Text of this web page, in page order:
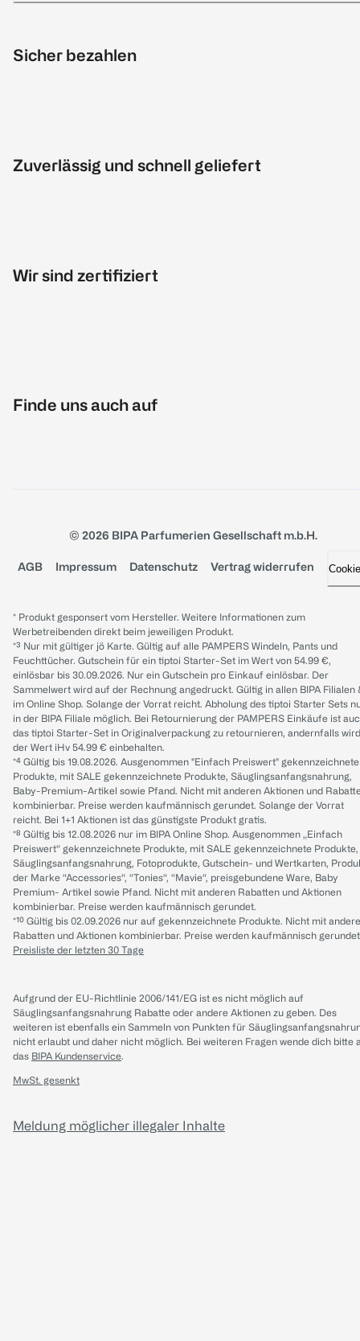
Sicher bezahlen
Zuverlässig und schnell geliefert
Wir sind zertifiziert
Finde uns auch auf
© 2026 BIPA Parfumerien Gesellschaft m.b.H.
AGB Impressum Datenschutz Vertrag widerrufen
* Produkt gesponsert vom Hersteller. Weitere Informationen zum
Werbetreibenden direkt beim jeweiligen Produkt.
*³ Nur mit gültiger jö Karte. Gültig auf alle PAMPERS Windeln, Pants und
Feuchttücher. Gutschein für ein tiptoi Starter-Set im Wert von 54.99 €,
einlösbar bis 30.09.2026. Nur ein Gutschein pro Einkauf einlösbar. Der
Sammelwert wird auf der Rechnung angedruckt. Gültig in allen BIPA Filialen
im Online Shop. Solange der Vorrat reicht. Abholung des tiptoi Starter Sets
in der BIPA Filiale möglich. Bei Retournierung der PAMPERS Einkäufe ist
das tiptoi Starter-Set in Originalverpackung zu retournieren, andernfalls wird
der Wert iHv 54.99 € einbehalten.
*⁴ Gültig bis 19.08.2026. Ausgenommen "Einfach Preiswert" gekennzeichnete
Produkte, mit SALE gekennzeichnete Produkte, Säuglingsanfangsnahrung,
Baby-Premium-Artikel sowie Pfand. Nicht mit anderen Aktionen und
kombinierbar. Preise werden kaufmännisch gerundet. Solange der Vorrat
reicht. Bei 1+1 Aktionen ist das günstigste Produkt gratis.
*⁸ Gültig bis 12.08.2026 nur im BIPA Online Shop. Ausgenommen „Einfach
Preiswert“ gekennzeichnete Produkte, mit SALE gekennzeichnete Produkte,
Säuglingsanfangsnahrung, Fotoprodukte, Gutschein- und Wertkarten,
der Marke “Accessories“, “Tonies“, “Mavie“, preisgebundene Ware, Baby
Premium- Artikel sowie Pfand. Nicht mit anderen Rabatten und Aktionen
kombinierbar. Preise werden kaufmännisch gerundet.
*¹⁰ Gültig bis 02.09.2026 nur auf gekennzeichnete Produkte. Nicht mit
Rabatten und Aktionen kombinierbar. Preise werden kaufmännisch
Preisliste der letzten 30 Tage
Aufgrund der EU-Richtlinie 2006/141/EG ist es nicht möglich auf
Säuglingsanfangsnahrung Rabatte oder andere Aktionen zu geben. Des
weiteren ist ebenfalls ein Sammeln von Punkten für
nicht erlaubt und daher nicht möglich. Bei weiteren Fragen wende dich bitte
das BIPA Kundenservice.
MwSt. gesenkt
Meldung möglicher illegaler Inhalte